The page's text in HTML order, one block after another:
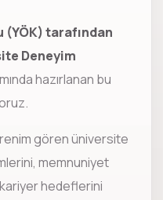
tarafından
Deneyim
hazırlanan bu
gören üniversite
memnuniyet
hedeflerini